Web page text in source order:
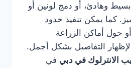
وهادئ، أو دمج لونين أو
كما يمكن تنفيذ حدود
حول أماكن الزراعة
التفاصيل بشكل أجمل.
الانترلوك في دبي في